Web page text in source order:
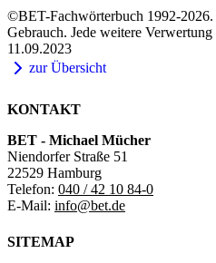
©BET-Fachwörterbuch 1992-
Gebrauch. Jede weitere
11.09.2023
zur Übersicht
KONTAKT
BET - Michael Mücher
Niendorfer Straße 51
22529 Hamburg
Telefon: 040 / 42 10 84-0
E-Mail: info@bet.de
SITEMAP